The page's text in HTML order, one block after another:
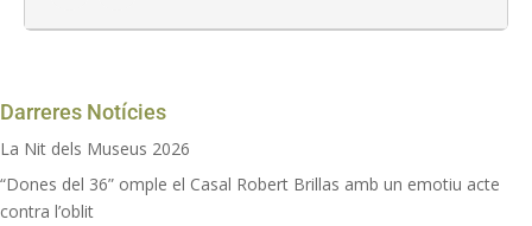
Mail: museus@esplugues.cat
Darreres Notícies
La Nit dels Museus 2026
“Dones del 36” omple el Casal Robert Brillas amb un emotiu acte
contra l’oblit